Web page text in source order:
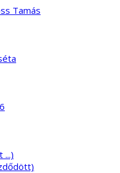
Tamás
...)